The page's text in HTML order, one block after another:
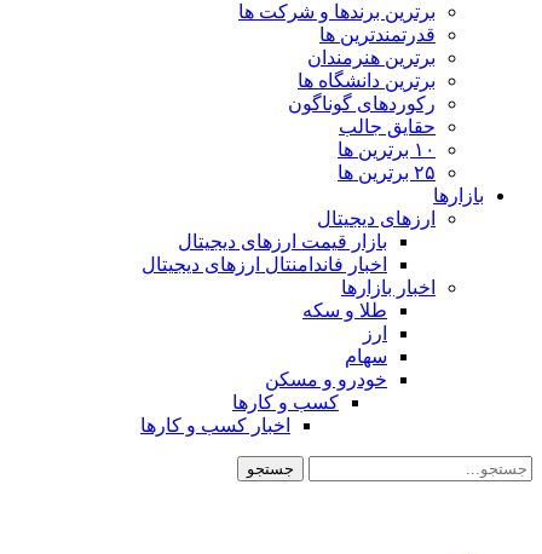
برترین برندها و شرکت ها
قدرتمندترین ها
برترین هنرمندان
برترین دانشگاه ها
رکوردهای گوناگون
حقایق جالب
۱۰ برترین ها
۲۵ برترین ها
بازارها
ارزهای دیجیتال
بازار قیمت ارزهای دیجیتال
اخبار فاندامنتال ارزهای دیجیتال
اخبار بازارها
طلا و سکه
ارز
سهام
خودرو و مسکن
کسب و کارها
اخبار کسب و کارها